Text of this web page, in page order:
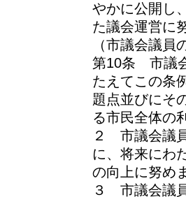
やかに公開し
た議会運営に
（市議会議員
第10条 市議
たえてこの条
題点並びにそ
る市民全体の
２ 市議会議
に、将来にわ
の向上に努め
３ 市議会議